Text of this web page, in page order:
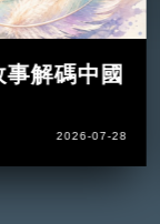
解碼中國
2026-07-28